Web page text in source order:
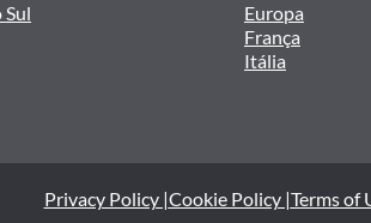
Europa
França
Itália
Privacy Policy |Cookie Policy |Terms of